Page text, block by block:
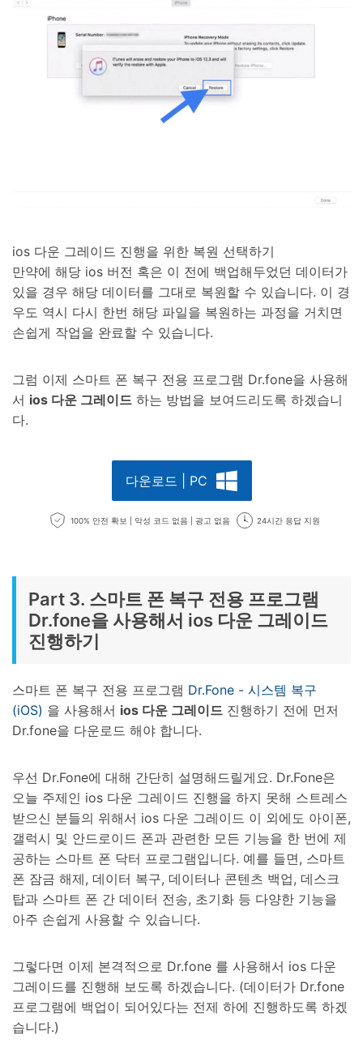
ios 다운 그레이드 진행을 위한 복원 선택하기
만약에 해당 ios 버전 혹은 이 전에 백업해두었던 데이터가
있을 경우 해당 데이터를 그대로 복원할 수 있습니다. 이 경
우도 역시 다시 한번 해당 파일을 복원하는 과정을 거치면
손쉽게 작업을 완료할 수 있습니다.
그럼 이제 스마트 폰 복구 전용 프로그램 Dr.fone을 사용해
서 ios 다운 그레이드 하는 방법을 보여드리도록 하겠습니
다.
다운로드 | PC
100% 안전 확보 | 악성 코드 없음 | 광고 없음 24시간 응답 지원
Part 3. 스마트 폰 복구 전용 프로그램
Dr.fone을 사용해서 ios 다운 그레이드
진행하기
스마트 폰 복구 전용 프로그램 Dr.Fone - 시스템 복구
(iOS) 을 사용해서 ios 다운 그레이드 진행하기 전에 먼저
Dr.fone을 다운로드 해야 합니다.
우선 Dr.Fone에 대해 간단히 설명해드릴게요. Dr.Fone은
오늘 주제인 ios 다운 그레이드 진행을 하지 못해 스트레스
받으신 분들의 위해서 ios 다운 그레이드 이 외에도 아이폰,
갤럭시 및 안드로이드 폰과 관련한 모든 기능을 한 번에 제
공하는 스마트 폰 닥터 프로그램입니다. 예를 들면, 스마트
폰 잠금 해제, 데이터 복구, 데이터나 콘텐츠 백업, 데스크
탑과 스마트 폰 간 데이터 전송, 초기화 등 다양한 기능을
아주 손쉽게 사용할 수 있습니다.
그렇다면 이제 본격적으로 Dr.fone 를 사용해서 ios 다운
그레이드를 진행해 보도록 하겠습니다. (데이터가 Dr.fone
프로그램에 백업이 되어있다는 전제 하에 진행하도록 하겠
습니다.)